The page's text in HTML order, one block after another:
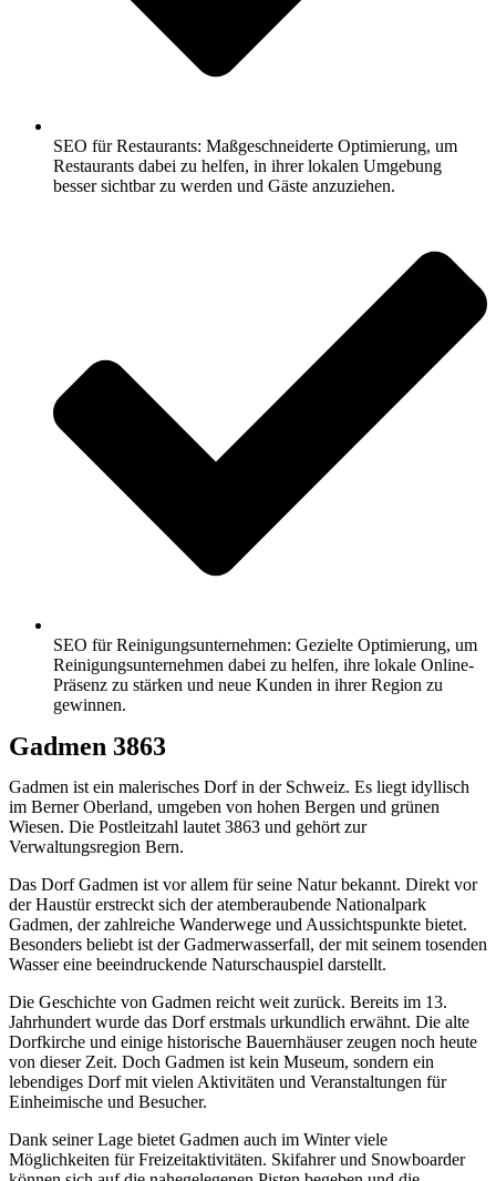
SEO für Restaurants: Maßgeschneiderte Optimierung, um
Restaurants dabei zu helfen, in ihrer lokalen Umgebung
besser sichtbar zu werden und Gäste anzuziehen.
SEO für Reinigungsunternehmen: Gezielte Optimierung, um
Reinigungsunternehmen dabei zu helfen, ihre lokale Online-
Präsenz zu stärken und neue Kunden in ihrer Region zu
gewinnen.
Gadmen 3863
Gadmen ist ein malerisches Dorf in der Schweiz. Es liegt idyllisch
im Berner Oberland, umgeben von hohen Bergen und grünen
Wiesen. Die Postleitzahl lautet 3863 und gehört zur
Verwaltungsregion Bern.
Das Dorf Gadmen ist vor allem für seine Natur bekannt. Direkt vor
der Haustür erstreckt sich der atemberaubende Nationalpark
Gadmen, der zahlreiche Wanderwege und Aussichtspunkte bietet.
Besonders beliebt ist der Gadmerwasserfall, der mit seinem tosenden
Wasser eine beeindruckende Naturschauspiel darstellt.
Die Geschichte von Gadmen reicht weit zurück. Bereits im 13.
Jahrhundert wurde das Dorf erstmals urkundlich erwähnt. Die alte
Dorfkirche und einige historische Bauernhäuser zeugen noch heute
von dieser Zeit. Doch Gadmen ist kein Museum, sondern ein
lebendiges Dorf mit vielen Aktivitäten und Veranstaltungen für
Einheimische und Besucher.
Dank seiner Lage bietet Gadmen auch im Winter viele
Möglichkeiten für Freizeitaktivitäten. Skifahrer und Snowboarder